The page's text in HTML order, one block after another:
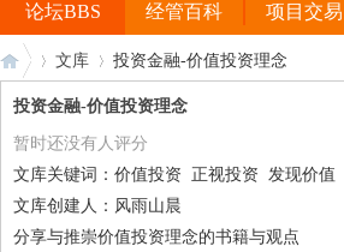
经管百科 项目交易
论坛BBS
›
文库
›
投资金融-价值投资理念
投资金融-价值投资理念
暂时还没有人评分
文库关键词： 价值投资 正视投资 发现价值
文库创建人： 风雨山晨
分享与推崇价值投资理念的书籍与观点